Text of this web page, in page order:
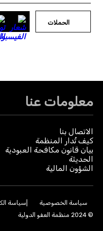
الحملات
معلومات عنا
الاتصال بنا
كيف تُدار المنظمة
بيان قانون مكافحة العبودية
الحديثة
الشؤون المالية
سياسة الخصوصية سياسة
© 2024 منظمة العفو الدولية